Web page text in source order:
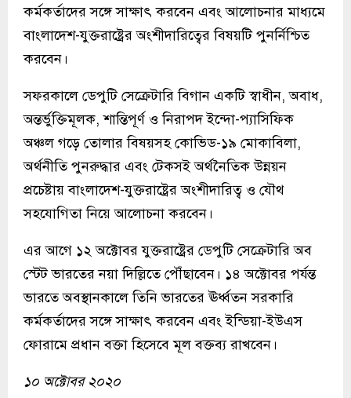
কর্মকর্তাদের সঙ্গে সাক্ষাৎ করবেন এবং আলোচনার মাধ্যমে
বাংলাদেশ-যুক্তরাষ্ট্রের অংশীদারিত্বের বিষয়টি পুনর্নিশ্চিত
করবেন।
সফরকালে ডেপুটি সেক্রেটারি বিগান একটি স্বাধীন, অবাধ,
অন্তর্ভুক্তিমূলক, শান্তিপূর্ণ ও নিরাপদ ইন্দো-প্যাসিফিক
অঞ্চল গড়ে তোলার বিষয়সহ কোভিড-১৯ মোকাবিলা,
অর্থনীতি পুনরুদ্ধার এবং টেকসই অর্থনৈতিক উন্নয়ন
প্রচেষ্টায় বাংলাদেশ-যুক্তরাষ্ট্রের অংশীদারিত্ব ও যৌথ
সহযোগিতা নিয়ে আলোচনা করবেন।
এর আগে ১২ অক্টোবর যুক্তরাষ্ট্রের ডেপুটি সেক্রেটারি অব
স্টেট ভারতের নয়া দিল্লিতে পৌঁছাবেন। ১৪ অক্টোবর পর্যন্ত
ভারতে অবস্থানকালে তিনি ভারতের ঊর্ধ্বতন সরকারি
কর্মকর্তাদের সঙ্গে সাক্ষাৎ করবেন এবং ইন্ডিয়া-ইউএস
ফোরামে প্রধান বক্তা হিসেবে মূল বক্তব্য রাখবেন।
১০ অক্টোবর ২০২০